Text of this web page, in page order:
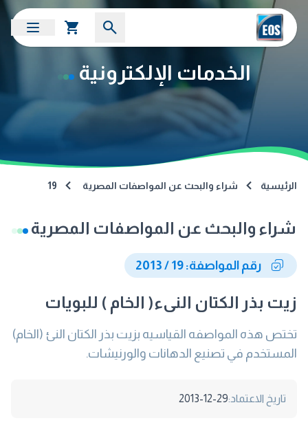
الخدمات الإلكترونية
الرئيسية شراء والبحث عن المواصفات المصرية 19
شراء والبحث عن المواصفات المصرية
رقم المواصفة: 19 / 2013
زيت بذر الكتان النىء( الخام ) للبويات
تختص هذه المواصفه القياسيه بزيت بذر الكتان النئ (الخام)
المستخدم في تصنيع الدهانات والورنيشات.
تاريخ الاعتماد:2013-12-29